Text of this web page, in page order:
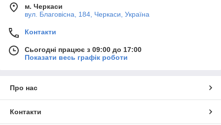
м. Черкаси
вул. Благовісна, 184, Черкаси, Україна
Контакти
Сьогодні працює з 09:00 до 17:00
Показати весь графік роботи
Про нас
Контакти